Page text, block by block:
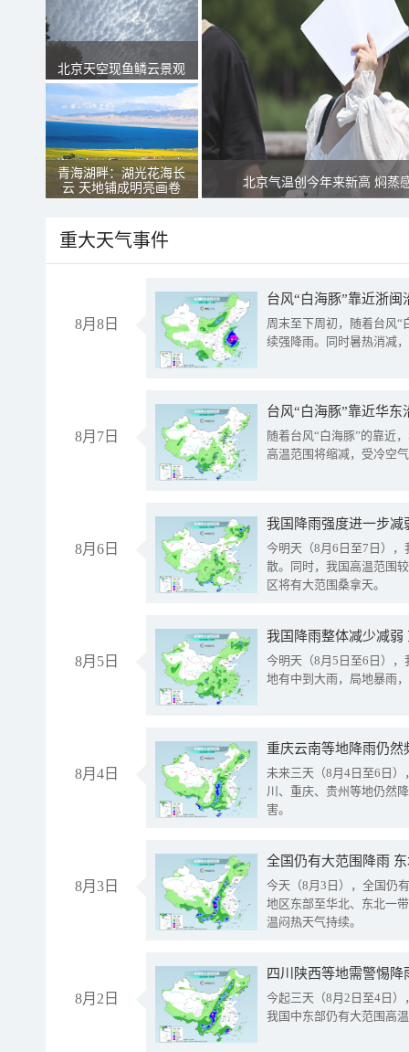
北京天空现鱼鳞云景观
青海湖畔：湖光花海长
云 天地铺成明亮画卷
北京气温创今年来新高 焖蒸
重大天气事件
8月8日
台风“白海豚”靠近浙
周末至下周初，随着台风“
续强降雨。同时暑热消减
8月7日
台风“白海豚”靠近华
随着台风“白海豚”的靠近
高温范围将缩减，受冷空
8月6日
今明天（8月6日至7日）
散。同时，我国高温范围
区将有大范围桑拿天。
8月5日
我国降雨整体减少减弱
今明天（8月5日至6日）
地有中到大雨，局地暴雨
8月4日
重庆云南等地降雨仍然
未来三天（8月4日至6日
川、重庆、贵州等地仍然
害。
8月3日
全国仍有大范围降雨
今天（8月3日），全国仍
地区东部至华北、东北一
温闷热天气持续。
8月2日
今起三天（8月2日至4日
我国中东部仍有大范围高